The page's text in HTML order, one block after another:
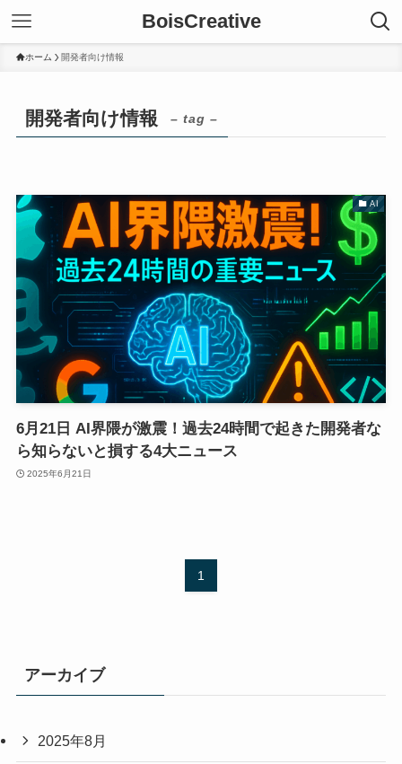
BoisCreative
ホーム 開発者向け情報
開発者向け情報 – tag –
AI
6月21日 AI界隈が激震！過去24時間で起きた開発者な
ら知らないと損する4大ニュース
2025年6月21日
1
アーカイブ
2025年8月